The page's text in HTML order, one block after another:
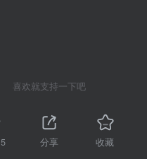
喜欢就支持一下吧
5 分享 收藏